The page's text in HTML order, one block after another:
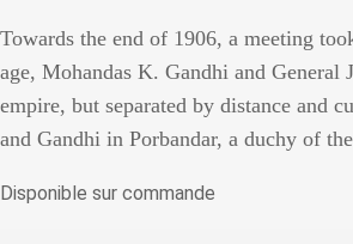
Towards the end of 1906, a meeting
age, Mohandas K. Gandhi and General
empire, but separated by distance and
and Gandhi in Porbandar, a duchy of
Disponible sur commande